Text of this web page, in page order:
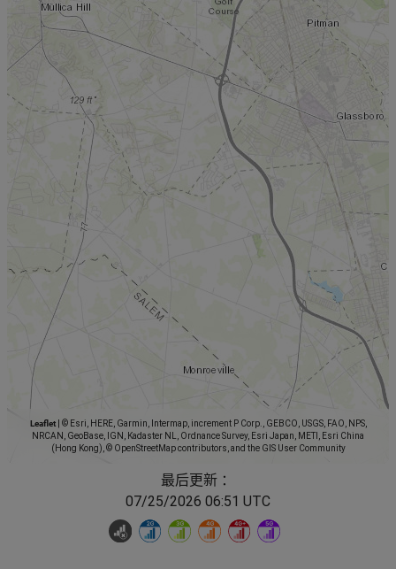
Leaflet
© Esri, HERE, Garmin, Intermap, increment P Corp., GEBCO, USGS, FAO, NPS,
NRCAN, GeoBase, IGN, Kadaster NL, Ordnance Survey, Esri Japan, METI, Esri China
(Hong Kong), © OpenStreetMap contributors, and the GIS User Community
最后更新 ：
07/25/2026 06:51 UTC